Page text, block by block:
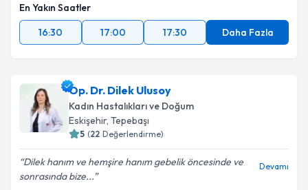
En Yakın Saatler
16:30
17:00 17:30 Daha Fazla
Op. Dr. Dilek Ulusoy
Kadın Hastalıkları ve Doğum
Eskişehir, Tepebaşı
5 (22 Değerlendirme)
Dilek hanım ve hemşire hanım gebelik öncesinde ve
sonrasında bize...
Devamı